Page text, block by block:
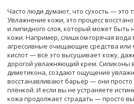
Часто люди думают, что сухость — это
Увлажнение кожи, это процесс
и липидного слоя, который может
кожи. Например, слишком горячая
агрессивные очищающие средства или
кислот — всё это высушивает кожу,
дорогой увлажняющий крем. Силиконы
диметикона, создают ощущение
восстанавливают барьер — они
плёнкой. И если вы не устраняете
кожа продолжает страдать — просто